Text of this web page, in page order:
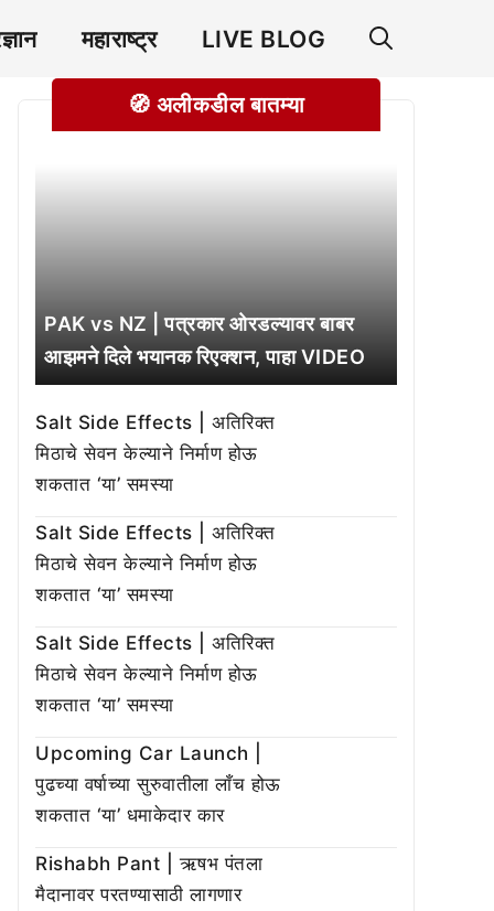
महाराष्ट्र LIVE BLOG
🧭 अलीकडील बातम्या
PAK vs NZ | पत्रकार ओरडल्यावर बाबर
आझमने दिले भयानक रिएक्शन, पाहा VIDEO
Salt Side Effects | अतिरिक्त
मिठाचे सेवन केल्याने निर्माण होऊ
शकतात ‘या’ समस्या
Salt Side Effects | अतिरिक्त
मिठाचे सेवन केल्याने निर्माण होऊ
शकतात ‘या’ समस्या
Salt Side Effects | अतिरिक्त
मिठाचे सेवन केल्याने निर्माण होऊ
शकतात ‘या’ समस्या
Upcoming Car Launch |
पुढच्या वर्षाच्या सुरुवातीला लाँच होऊ
शकतात ‘या’ धमाकेदार कार
Rishabh Pant | ऋषभ पंतला
मैदानावर परतण्यासाठी लागणार